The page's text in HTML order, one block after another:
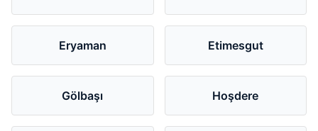
Eryaman Etimesgut
Gölbaşı Hoşdere